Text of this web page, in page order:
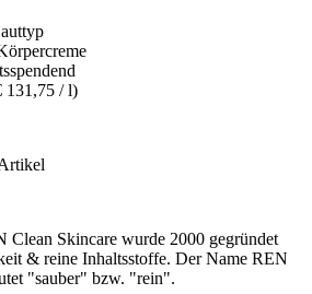
131,75 / l)
Clean Skincare wurde 2000 gegründet
& reine Inhaltsstoffe. Der Name REN
"sauber" bzw. "rein".